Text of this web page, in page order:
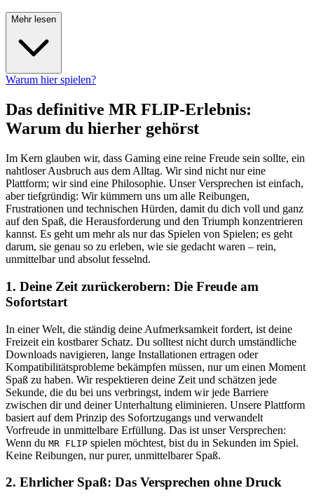
Mehr lesen
Warum hier spielen?
Das definitive MR FLIP-Erlebnis:
Warum du hierher gehörst
Im Kern glauben wir, dass Gaming eine reine Freude sein sollte, ein
nahtloser Ausbruch aus dem Alltag. Wir sind nicht nur eine
Plattform; wir sind eine Philosophie. Unser Versprechen ist einfach,
aber tiefgründig: Wir kümmern uns um alle Reibungen,
Frustrationen und technischen Hürden, damit du dich voll und ganz
auf den Spaß, die Herausforderung und den Triumph konzentrieren
kannst. Es geht um mehr als nur das Spielen von Spielen; es geht
darum, sie genau so zu erleben, wie sie gedacht waren – rein,
unmittelbar und absolut fesselnd.
1. Deine Zeit zurückerobern: Die Freude am
Sofortstart
In einer Welt, die ständig deine Aufmerksamkeit fordert, ist deine
Freizeit ein kostbarer Schatz. Du solltest nicht durch umständliche
Downloads navigieren, lange Installationen ertragen oder
Kompatibilitätsprobleme bekämpfen müssen, nur um einen Moment
Spaß zu haben. Wir respektieren deine Zeit und schätzen jede
Sekunde, die du bei uns verbringst, indem wir jede Barriere
zwischen dir und deiner Unterhaltung eliminieren. Unsere Plattform
basiert auf dem Prinzip des Sofortzugangs und verwandelt
Vorfreude in unmittelbare Erfüllung. Das ist unser Versprechen:
Wenn du MR FLIP spielen möchtest, bist du in Sekunden im Spiel.
Keine Reibungen, nur purer, unmittelbarer Spaß.
2. Ehrlicher Spaß: Das Versprechen ohne Druck